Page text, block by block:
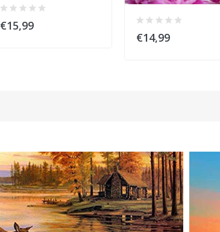
€15,99
€14,99